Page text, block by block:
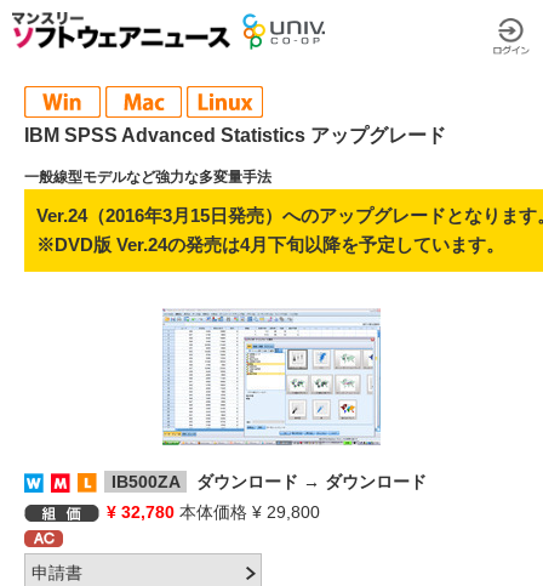
IBM SPSS Advanced Statistics アップグレード
一般線型モデルなど強力な多変量手法
Ver.24（2016年3月15日発売）へのアップグレードとなります
※DVD版 Ver.24の発売は4月下旬以降を予定しています。
IB500ZA
ダウンロード → ダウンロード
¥ 32,780 本体価格 ¥ 29,800